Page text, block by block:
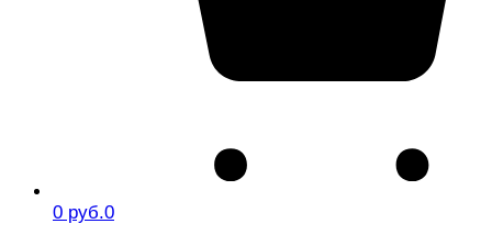
0 руб.0